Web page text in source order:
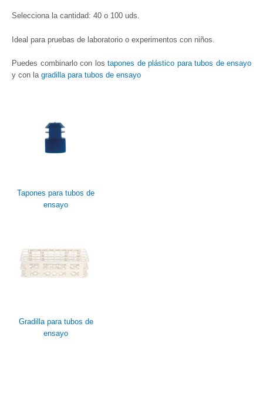
Selecciona la cantidad: 40 o 100 uds.
Ideal para pruebas de laboratorio o experimentos con niños.
Puedes combinarlo con los tapones de plástico para tubos de ensayo
y con la gradilla para tubos de ensayo
Tapones para tubos de
ensayo
Gradilla para tubos de
ensayo